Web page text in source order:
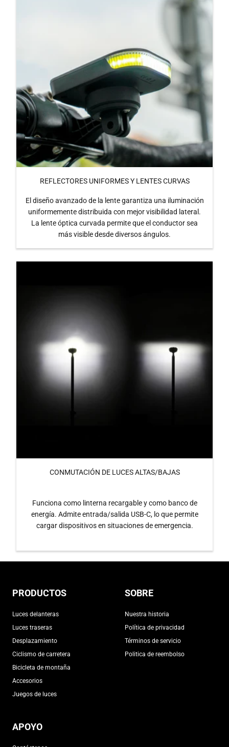
REFLECTORES UNIFORMES Y LENTES CURVAS
El diseño avanzado de la lente garantiza una iluminación
uniformemente distribuida con mejor visibilidad lateral.
La lente óptica curvada permite que el conductor sea
más visible desde diversos ángulos.
CONMUTACIÓN DE LUCES ALTAS/BAJAS
Funciona como linterna recargable y como banco de
energía. Admite entrada/salida USB-C, lo que permite
cargar dispositivos en situaciones de emergencia.
PRODUCTOS
Luces delanteras
Luces traseras
Desplazamiento
Ciclismo de carretera
Bicicleta de montaña
Accesorios
Juegos de luces
SOBRE
Nuestra historia
Política de privacidad
Términos de servicio
Politica de reembolso
APOYO